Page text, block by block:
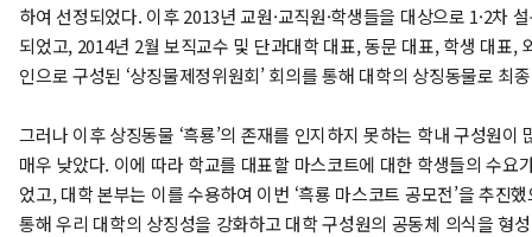
하여 선정되었다. 이후 2013년 교원·교직원·학생들을 대상으로 1·2차
되었고, 2014년 2월 보직교수 및 단과대학 대표, 동문 대표, 학생 대표,
인으로 구성된 ‘상징물제정위원회’ 회의를 통해 대학의 상징동물로 최
그러나 이후 상징동물 ‘흑룡’의 존재를 인지하지 못하는 학내 구성원이
매우 낮았다. 이에 따라 학교를 대표할 마스코트에 대한 학생들의 수요
었고, 대학 본부는 이를 수용하여 이번 ‘흑룡 마스코트 공모전’을 추진
통해 우리 대학의 상징성을 강화하고 대학 구성원의 공동체 의식을 형